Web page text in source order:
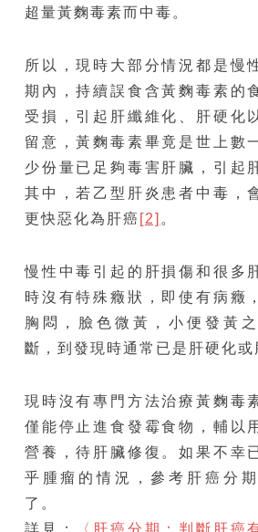
超量黃麴毒素而中毒。
所以，現時大部分情況都是慢
期內，持續誤食含黃麴毒素的
受損，引起肝纖維化、肝硬化
留意，黃麴毒素畢竟是世上數
少份量已足夠毒害肝臟，引起
其中，若乙型肝炎患者中毒，
更快惡化為肝癌 [2] 。
慢性中毒引起的肝損傷和很多
時沒有特殊癥狀，即使有病癥
胸悶，臉色微黃，小便發黃
斷，到發現時通常已是肝硬化或
現時沒有專門方法治療黃麴毒
僅能停止進食發霉食物，輔以
營養，待肝臟修復。如果不幸
乎腫瘤的情況，參考肝癌分
了。